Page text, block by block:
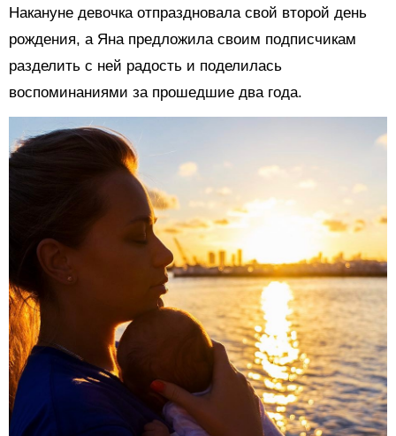
Накануне девочка отпраздновала свой второй день
рождения, а Яна предложила своим подписчикам
разделить с ней радость и поделилась
воспоминаниями за прошедшие два года.